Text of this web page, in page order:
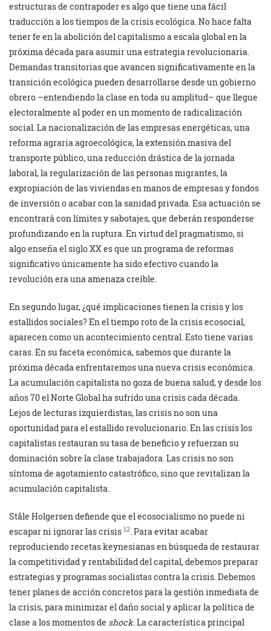
estructuras de contrapoder es algo que tiene una fácil
traducción a los tiempos de la crisis ecológica. No hace falta
tener fe en la abolición del capitalismo a escala global en la
próxima década para asumir una estrategia revolucionaria.
Demandas transitorias que avancen significativamente en la
transición ecológica pueden desarrollarse desde un gobierno
obrero –entendiendo la clase en toda su amplitud– que llegue
electoralmente al poder en un momento de radicalización
social. La nacionalización de las empresas energéticas, una
reforma agraria agroecológica, la extensión masiva del
transporte público, una reducción drástica de la jornada
laboral, la regularización de las personas migrantes, la
expropiación de las viviendas en manos de empresas y fondos
de inversión o acabar con la sanidad privada. Esa actuación se
encontrará con límites y sabotajes, que deberán responderse
profundizando en la ruptura. En virtud del pragmatismo, si
algo enseña el siglo XX es que un programa de reformas
significativo únicamente ha sido efectivo cuando la
revolución era una amenaza creíble.
En segundo lugar, ¿qué implicaciones tienen la crisis y los
estallidos sociales? En el tiempo roto de la crisis ecosocial,
aparecen como un acontecimiento central. Esto tiene varias
caras. En su faceta económica, sabemos que durante la
próxima década enfrentaremos una nueva crisis económica.
La acumulación capitalista no goza de buena salud, y desde los
años 70 el Norte Global ha sufrido una crisis cada década.
Lejos de lecturas izquierdistas, las crisis no son una
oportunidad para el estallido revolucionario. En las crisis los
capitalistas restauran su tasa de beneficio y refuerzan su
dominación sobre la clase trabajadora. Las crisis no son
síntoma de agotamiento catastrófico, sino que revitalizan la
acumulación capitalista.
Ståle Holgersen defiende que el ecosocialismo no puede ni
escapar ni ignorar las crisis 12. Para evitar acabar
reproduciendo recetas keynesianas en búsqueda de restaurar
la competitividad y rentabilidad del capital, debemos preparar
estrategias y programas socialistas contra la crisis. Debemos
tener planes de acción concretos para la gestión inmediata de
la crisis, para minimizar el daño social y aplicar la política de
clase a los momentos de shock. La característica principal